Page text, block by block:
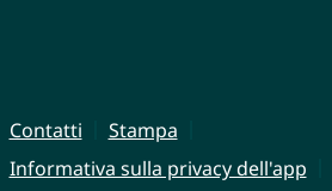
Contatti
Stampa
Informativa sulla privacy dell'app